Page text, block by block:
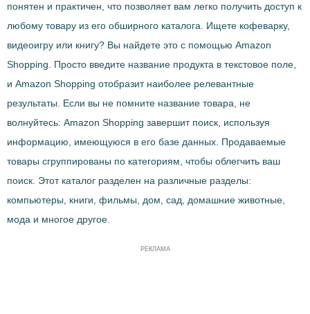
понятен и практичен, что позволяет вам легко получить доступ к
любому товару из его обширного каталога. Ищете кофеварку,
видеоигру или книгу? Вы найдете это с помощью Amazon
Shopping. Просто введите название продукта в текстовое поле,
и Amazon Shopping отобразит наиболее релевантные
результаты. Если вы не помните название товара, не
волнуйтесь: Amazon Shopping завершит поиск, используя
информацию, имеющуюся в его базе данных. Продаваемые
товары сгруппированы по категориям, чтобы облегчить ваш
поиск. Этот каталог разделен на различные разделы:
компьютеры, книги, фильмы, дом, сад, домашние животные,
мода и многое другое.
РЕКЛАМА